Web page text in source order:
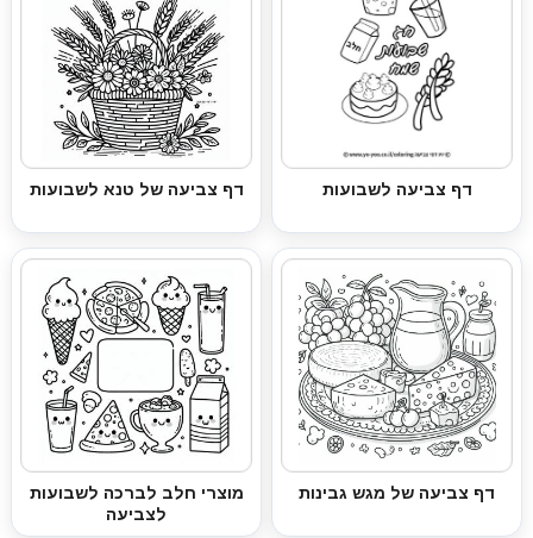
דף צביעה לשבועות דף צביעה של טנא לשבועות
דף צביעה של מגש גבינות
מוצרי חלב לברכה לשבועות
לצביעה